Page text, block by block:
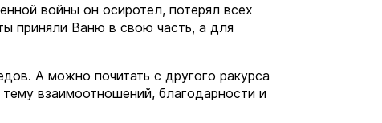
войны он осиротел, потерял всех
приняли Ваню в свою часть, а для
А можно почитать с другого ракурса
взаимоотношений, благодарности и